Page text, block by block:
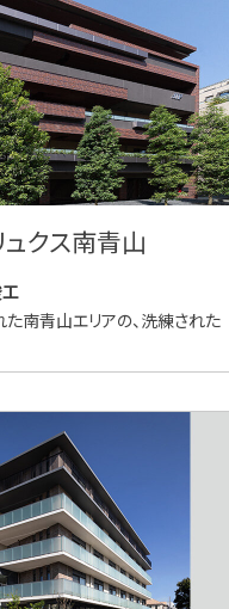
ュクス南青山
南青山エリアの、洗練された